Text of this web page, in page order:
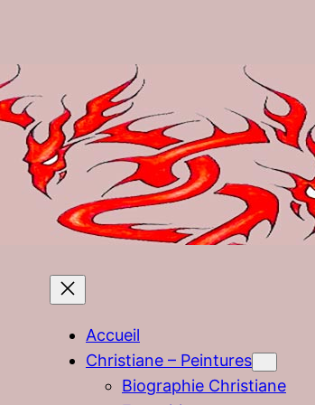
Accueil
Christiane – Peintures
Biographie Christiane